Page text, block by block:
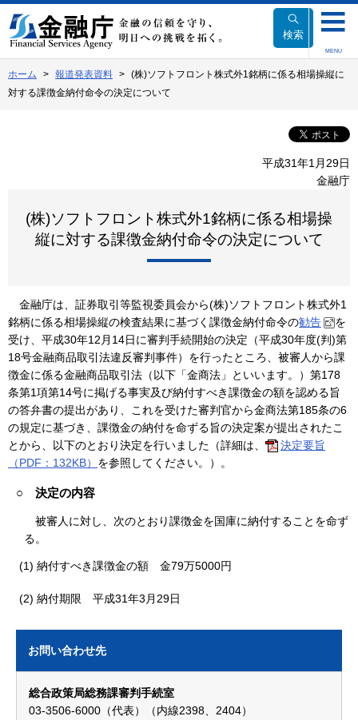
文
へ
動
検索
MENU
ホーム 報道発表資料
(株)ソフトフロント株式外1銘柄に係る相場操縦に
対する課徴金納付命令の決定について
平成31年1月29日
金融庁
(株)ソフトフロント株式外1銘柄に係る相場操
縦に対する課徴金納付命令の決定について
金融庁は、証券取引等監視委員会から(株)ソフトフロント株式外1
銘柄に係る相場操縦の検査結果に基づく課徴金納付命令の勧告
を
受け、平成30年12月14日に審判手続開始の決定（平成30年度(判)第
18号金融商品取引法違反審判事件）を行ったところ、被審人から課
徴金に係る金融商品取引法（以下「金商法」といいます。）第178
条第1項第14号に掲げる事実及び納付すべき課徴金の額を認める旨
の答弁書の提出があり、これを受けた審判官から金商法第185条の6
の規定に基づき、課徴金の納付を命ずる旨の決定案が提出されたこ
とから、以下のとおり決定を行いました（詳細は、
決定要旨
（PDF：132KB） を参照してください。）。
○ 決定の内容
被審人に対し、次のとおり課徴金を国庫に納付することを命ず
る。
(1) 納付すべき課徴金の額 金79万5000円
(2) 納付期限 平成31年3月29日
お問い合わせ先
総合政策局総務課審判手続室
03-3506-6000（代表）（内線2398、2404）